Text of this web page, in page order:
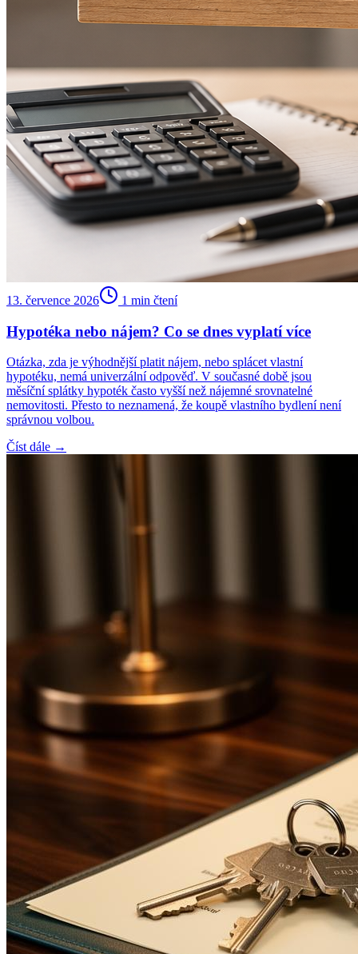
13. července 2026 1 min čtení
Hypotéka nebo nájem? Co se dnes vyplatí více
Otázka, zda je výhodnější platit nájem, nebo splácet vlastní
hypotéku, nemá univerzální odpověď. V současné době jsou
měsíční splátky hypoték často vyšší než nájemné srovnatelné
nemovitosti. Přesto to neznamená, že koupě vlastního bydlení není
správnou volbou.
Číst dále →